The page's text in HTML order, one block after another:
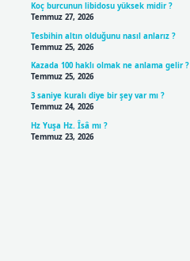
Koç burcunun libidosu yüksek midir ?
Temmuz 27, 2026
Tesbihin altın olduğunu nasıl anlarız ?
Temmuz 25, 2026
Kazada 100 haklı olmak ne anlama gelir ?
Temmuz 25, 2026
3 saniye kuralı diye bir şey var mı ?
Temmuz 24, 2026
Hz Yuşa Hz. Îsâ mı ?
Temmuz 23, 2026